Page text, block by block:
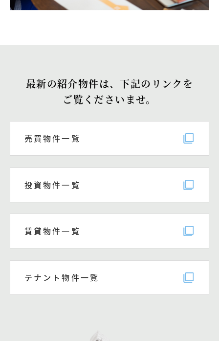
最新の紹介物件は、下記のリンクを
ご覧くださいませ。
売買物件一覧
投資物件一覧
賃貸物件一覧
テナント物件一覧